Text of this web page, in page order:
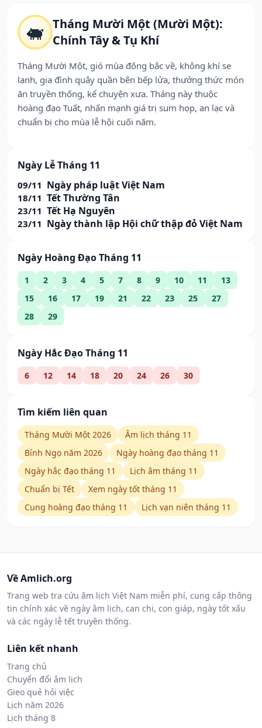
🐖 Tháng Mười Một (Mười Một):
Chính Tây & Tụ Khí
Tháng Mười Một, gió mùa đông bắc về, không khí se
lạnh, gia đình quây quần bên bếp lửa, thưởng thức món
ăn truyền thống, kể chuyện xưa. Tháng này thuộc
hoàng đạo Tuất, nhấn mạnh giá trị sum họp, an lạc và
chuẩn bị cho mùa lễ hội cuối năm.
Ngày Lễ Tháng 11
09/11 Ngày pháp luật Việt Nam
18/11 Tết Thường Tân
23/11 Tết Hạ Nguyên
23/11 Ngày thành lập Hội chữ thập đỏ Việt Nam
Ngày Hoàng Đạo Tháng 11
1 2 3 4 5 7 8 9 10 11
13
15
16 17 19 21 22 23 25
27
28
29
Ngày Hắc Đạo Tháng 11
6 12 14 18 20 24 26 30
Tìm kiếm liên quan
Tháng Mười Một 2026
Âm lịch tháng 11
Bính Ngọ năm 2026
Ngày hoàng đạo tháng 11
Ngày hắc đạo tháng 11
Lịch âm tháng 11
Chuẩn bị Tết
Xem ngày tốt tháng 11
Cung hoàng đạo tháng 11
Lịch vạn niên tháng 11
Về Amlich.org
Trang web tra cứu âm lịch Việt Nam miễn phí, cung cấp thông
tin chính xác về ngày âm lịch, can chi, con giáp, ngày tốt xấu
và các ngày lễ tết truyền thống.
Liên kết nhanh
Trang chủ
Chuyển đổi âm lịch
Gieo quẻ hỏi việc
Lịch năm 2026
Lịch tháng 8